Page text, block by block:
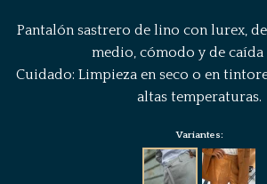
Pantalón sastrero de lino con lurex,
medio, cómodo y de caída
Cuidado: Limpieza en seco o en
altas temperaturas.
Variantes: